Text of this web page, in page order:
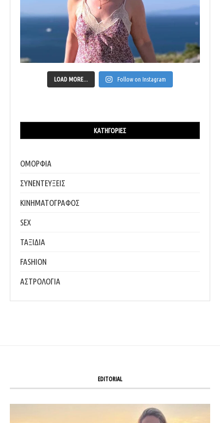
LOAD MORE... Follow on Instagram
ΚΑΤΗΓΟΡΊΕΣ
ΟΜΟΡΦΙΑ
ΣΥΝΕΝΤΕΥΞΕΙΣ
ΚΙΝΗΜΑΤΟΓΡΑΦΟΣ
SEX
ΤΑΞΙΔΙΑ
FASHION
ΑΣΤΡΟΛΟΓΙΑ
EDITORIAL